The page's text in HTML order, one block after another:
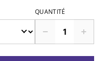
QUANTITÉ